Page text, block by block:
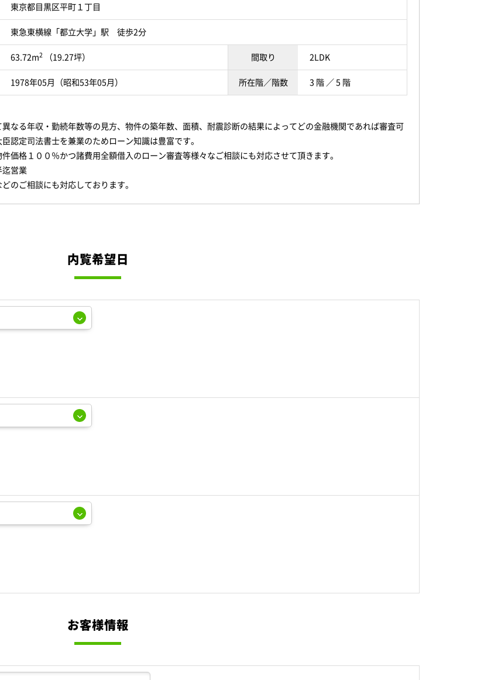
東京都目黒区平町１丁目
東急東横線「都立大学」駅 徒歩2分
63.72m2 （19.27坪） 間取り 2LDK
1978年05月（昭和53年05月） 所在階／階数 3 階 ／ 5 階
なる年収・勤続年数等の見方、物件の築年数、面積、耐震診断の結果によってどの金融機関であれば審査可
認定司法書士を兼業のためローン知識は豊富です。
価格１００％かつ諸費用全額借入のローン審査等様々なご相談にも対応させて頂きます。
営業
のご相談にも対応しております。
内覧希望日
お客様情報